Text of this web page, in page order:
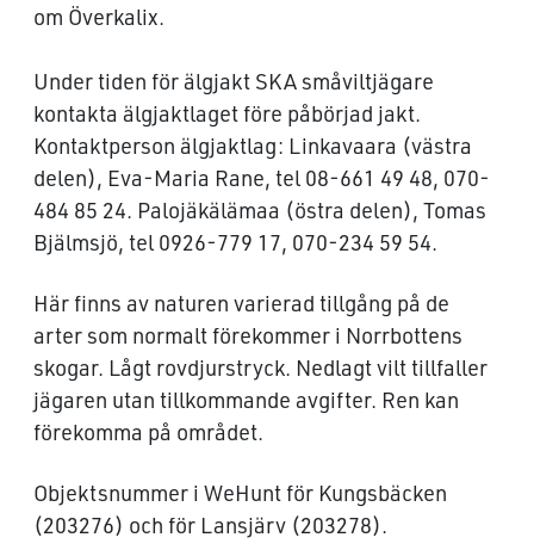
om Överkalix.
Under tiden för älgjakt SKA småviltjägare
kontakta älgjaktlaget före påbörjad jakt.
Kontaktperson älgjaktlag: Linkavaara (västra
delen), Eva-Maria Rane, tel 08-661 49 48, 070-
484 85 24. Palojäkälämaa (östra delen), Tomas
Bjälmsjö, tel 0926-779 17, 070-234 59 54.
Här finns av naturen varierad tillgång på de
arter som normalt förekommer i Norrbottens
skogar. Lågt rovdjurstryck. Nedlagt vilt tillfaller
jägaren utan tillkommande avgifter. Ren kan
förekomma på området.
Objektsnummer i WeHunt för Kungsbäcken
(203276) och för Lansjärv (203278).